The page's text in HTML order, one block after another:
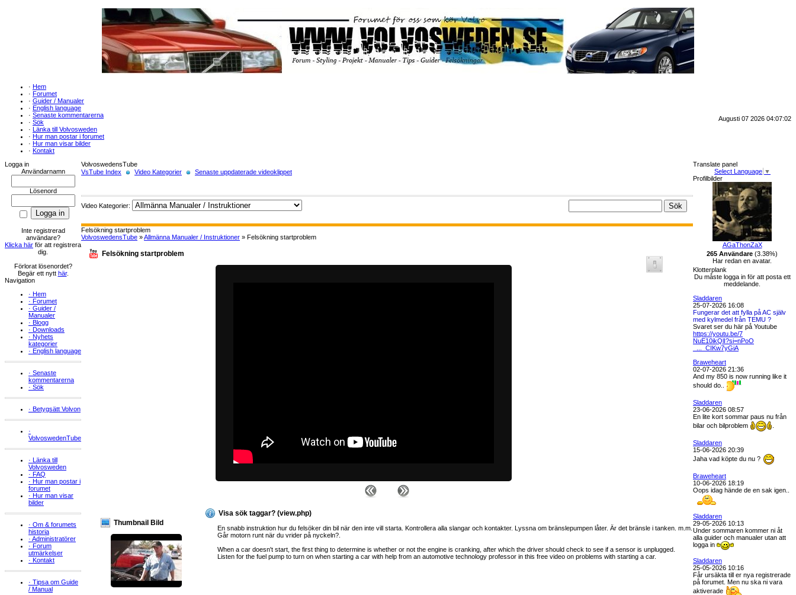
· Hem
· Forumet
· Guider / Manualer
· English language
· Senaste kommentarerna
· Sök
· Länka till Volvosweden
· Hur man postar i forumet
· Hur man visar bilder
· Kontakt
Augusti 07 2026 04:07:02
Logga in
Användarnamn
Lösenord
Inte registrerad
användare?
Klicka här för att registrera
dig.
Förlorat lösenordet?
Begär ett nytt här.
Navigation
· Hem
· Forumet
· Guider /
Manualer
· Blogg
· Downloads
· Nyhets
kategorier
· English language
· Senaste
kommentarerna
· Sök
· Betygsätt Volvon
·
VolvoswedenTube
· Länka till
Volvosweden
· FAQ
· Hur man postar i
forumet
· Hur man visar
bilder
· Om & forumets
historia
· Administratörer
· Forum
utmärkelser
· Kontakt
· Tipsa om Guide
/ Manual
VolvoswedensTube
VsTube Index
Video Kategorier Senaste uppdaterade videoklippet
Video Kategorier:
Felsökning startproblem
VolvoswedensTube »Allmänna Manualer / Instruktioner » Felsökning startproblem
Felsökning startproblem
Thumbnail Bild
Visa sök taggar? (view.php)
En snabb instruktion hur du felsöker din bil när den inte vill starta. Kontrollera alla slangar och kontakter. Lyssna om bränslepumpen låter. Är det bränsle i tanken. m.m.
Går motorn runt när du vrider på nyckeln?.
When a car doesn't start, the first thing to determine is whether or not the engine is cranking, after which the driver should check to see if a sensor is unplugged.
Listen for the fuel pump to turn on when starting a car with help from an automotive technology professor in this free video on problems with starting a car.
Translate panel
Select Language ▼
Profilbilder
AGaThonZaX
265 Användare (3.38%)
Har redan en avatar.
Klotterplank
Du måste logga in för att posta ett
meddelande.
Sladdaren
25-07-2026 16:08
Fungerar det att fylla på AC själv
med kylmedel från TEMU ?
Svaret ser du här på Youtube
https://youtu.be/7
NuE10ikQlI?si=nPoO
_..._CIKw7yGiA
Braweheart
02-07-2026 21:36
And my 850 is now running like it
should do..
Sladdaren
23-06-2026 08:57
En lite kort sommar paus nu från
bilar och bilproblem
Sladdaren
15-06-2026 20:39
Jaha vad köpte du nu ?
Braweheart
10-06-2026 18:19
Oops idag hände de en sak igen..
Sladdaren
29-05-2026 10:13
Under sommaren kommer ni åt
alla guider och manualer utan att
logga in
Sladdaren
25-05-2026 10:16
Får ursäkta till er nya registrerade
på forumet. Men nu ska ni vara
aktiverade